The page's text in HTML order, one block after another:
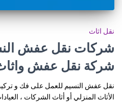
نقل اثاث
شركة نقل عفش
نقل عفش النسيم للعمل على فك و
الأثاث المنزلي أو أثاث الشركات ،